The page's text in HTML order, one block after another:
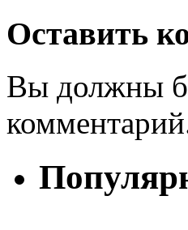
Оставить
Вы должны